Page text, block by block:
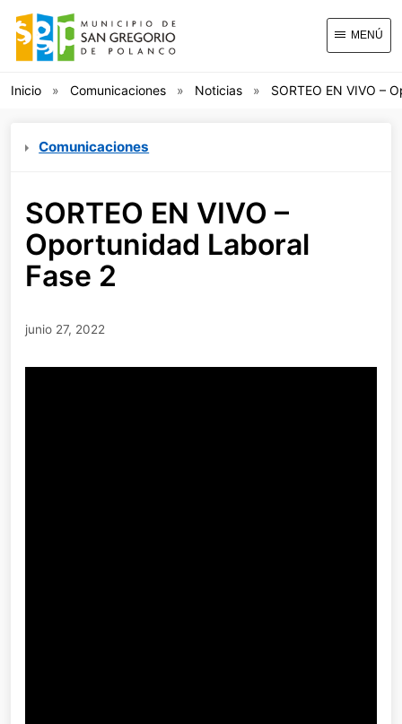
MENÚ
Inicio Comunicaciones Noticias SORTEO EN VIVO –
Comunicaciones
SORTEO EN VIVO –
Oportunidad Laboral
Fase 2
junio 27, 2022